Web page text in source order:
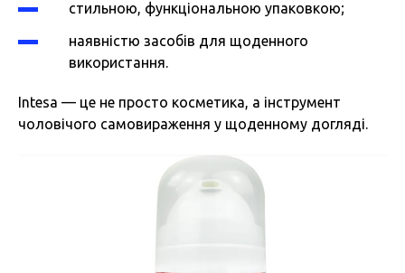
стильною, функціональною упаковкою;
наявністю засобів для щоденного
використання.
Intesa — це не просто косметика, а інструмент
чоловічого самовираження у щоденному догляді.